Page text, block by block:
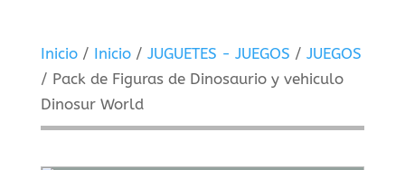
Inicio/ Inicio/ JUGUETES - JUEGOS / JUEGOS
/ Pack de Figuras de Dinosaurio y vehiculo
Dinosur World